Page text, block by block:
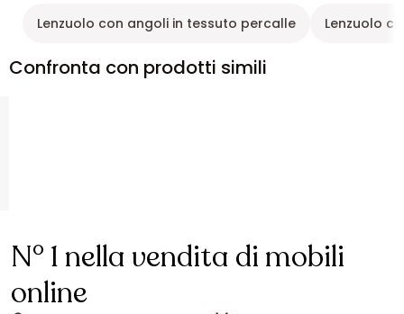
Lenzuolo con angoli in tessuto percalle Lenzuolo
Confronta con prodotti simili
N° 1 nella vendita di mobili
online